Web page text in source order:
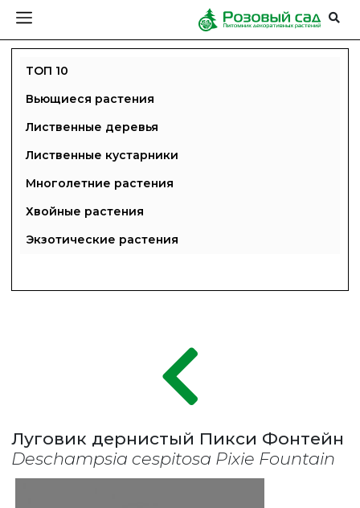
ТОП 10
Вьющиеся растения
Лиственные деревья
Лиственные кустарники
Многолетние растения
Хвойные растения
Экзотические растения
Луговик дернистый Пикси Фонтейн
Deschampsia cespitosa Pixie Fountain